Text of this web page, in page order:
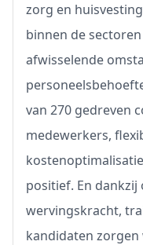
zorg en
binnen de
afwisselende
van 270 gedreven
medewerkers,
positief. En
wervingskracht,
kandidaten zorgen